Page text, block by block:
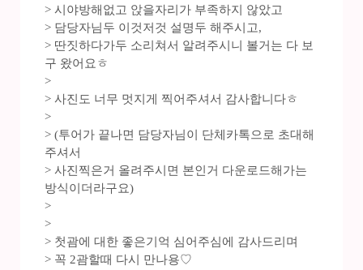
> 시야방해없고 앉을자리가 부족하지 않았고
> 담당자님두 이것저것 설명두 해주시고,
> 딴짓하다가두 소리쳐서 알려주시니 볼거는 다 보
구 왔어요ㅎ
>
> 사진도 너무 멋지게 찍어주셔서 감사합니다ㅎ
>
> (투어가 끝나면 담당자님이 단체카톡으로 초대해
주셔서
> 사진찍은거 올려주시면 본인거 다운로드해가는
방식이더라구요)
>
>
> 첫괌에 대한 좋은기억 심어주심에 감사드리며
> 꼭 2괌할때 다시 만나용♡